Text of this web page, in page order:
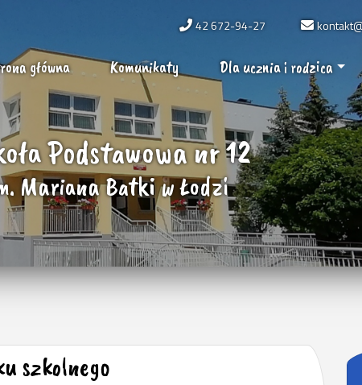
42 672-94-27
główna Komunikaty Dla ucznia i rodzica
Podstawowa nr 12
Mariana Batki w Łodzi
szkolnego